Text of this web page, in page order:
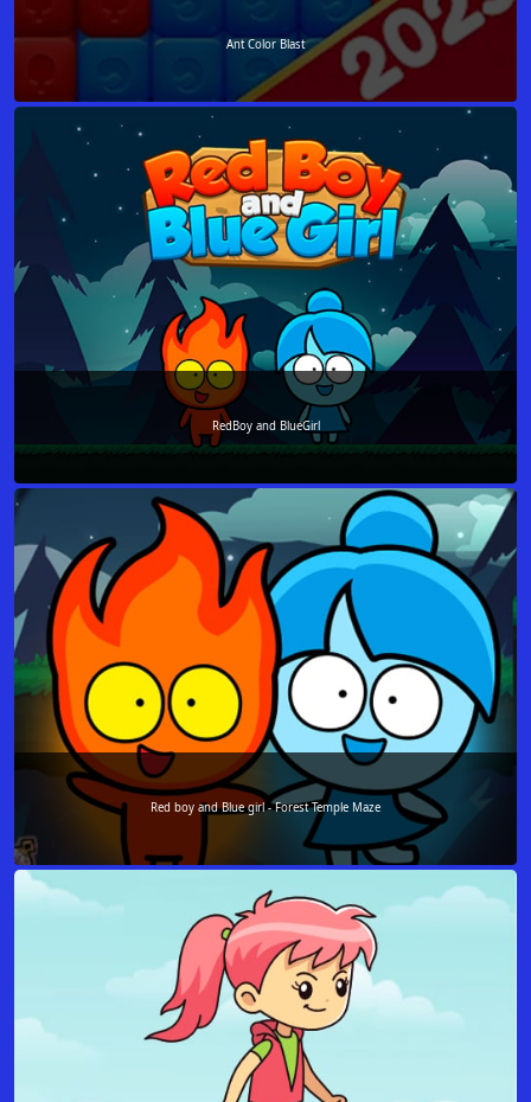
Ant Color Blast
RedBoy and BlueGirl
Red boy and Blue girl - Forest Temple Maze